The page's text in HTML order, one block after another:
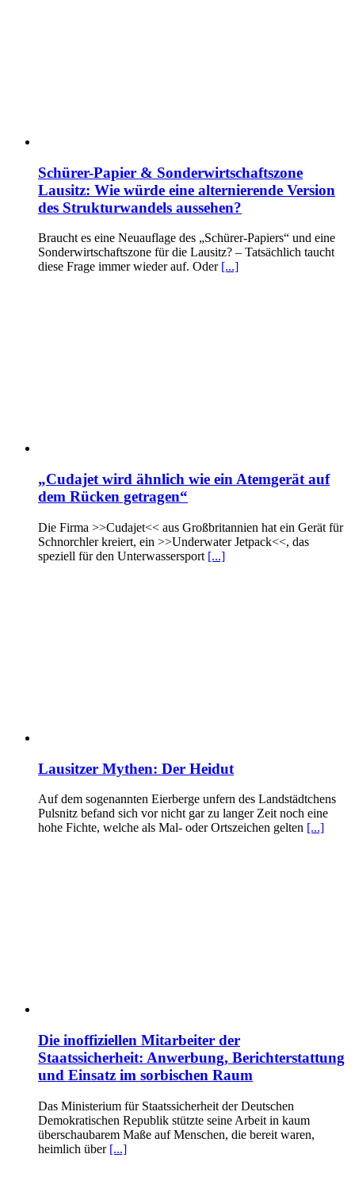
Schürer-Papier & Sonderwirtschaftszone
Lausitz: Wie würde eine alternierende Version
des Strukturwandels aussehen?
Braucht es eine Neuauflage des „Schürer-Papiers“ und eine
Sonderwirtschaftszone für die Lausitz? – Tatsächlich taucht
diese Frage immer wieder auf. Oder [...]
„Cudajet wird ähnlich wie ein Atemgerät auf
dem Rücken getragen“
Die Firma >>Cudajet<< aus Großbritannien hat ein Gerät für
Schnorchler kreiert, ein >>Underwater Jetpack<<, das
speziell für den Unterwassersport [...]
Lausitzer Mythen: Der Heidut
Auf dem sogenannten Eierberge unfern des Landstädtchens
Pulsnitz befand sich vor nicht gar zu langer Zeit noch eine
hohe Fichte, welche als Mal- oder Ortszeichen gelten [...]
Die inoffiziellen Mitarbeiter der
Staatssicherheit: Anwerbung, Berichterstattung
und Einsatz im sorbischen Raum
Das Ministerium für Staatssicherheit der Deutschen
Demokratischen Republik stützte seine Arbeit in kaum
überschaubarem Maße auf Menschen, die bereit waren,
heimlich über [...]